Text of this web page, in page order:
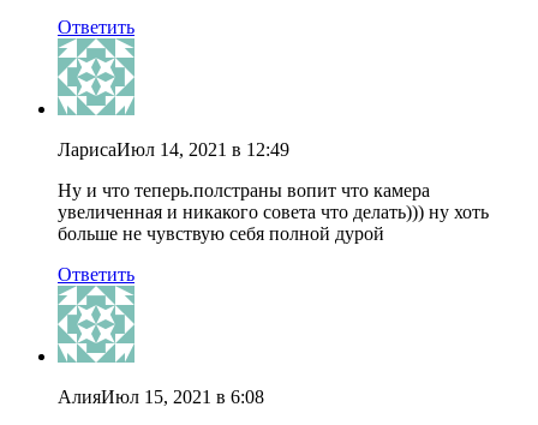
Ответить
ЛарисаИюл 14, 2021 в 12:49
Ну и что теперь.полстраны вопит что камера
увеличенная и никакого совета что делать))) ну хоть
больше не чувствую себя полной дурой
Ответить
АлияИюл 15, 2021 в 6:08